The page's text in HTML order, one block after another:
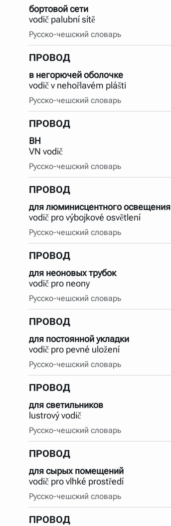
бортовой сети
vodič palubní sítě
Русско-чешский словарь
ПРОВОД
в негорючей оболочке
vodič v nehořlavém plášti
Русско-чешский словарь
ПРОВОД
ВН
VN vodič
Русско-чешский словарь
ПРОВОД
для люминисцентного освещения
vodič pro výbojkové osvětlení
Русско-чешский словарь
ПРОВОД
для неоновых трубок
vodič pro neony
Русско-чешский словарь
ПРОВОД
для постоянной укладки
vodič pro pevné uložení
Русско-чешский словарь
ПРОВОД
для светильников
lustrový vodič
Русско-чешский словарь
ПРОВОД
для сырых помещений
vodič pro vlhké prostředí
Русско-чешский словарь
ПРОВОД